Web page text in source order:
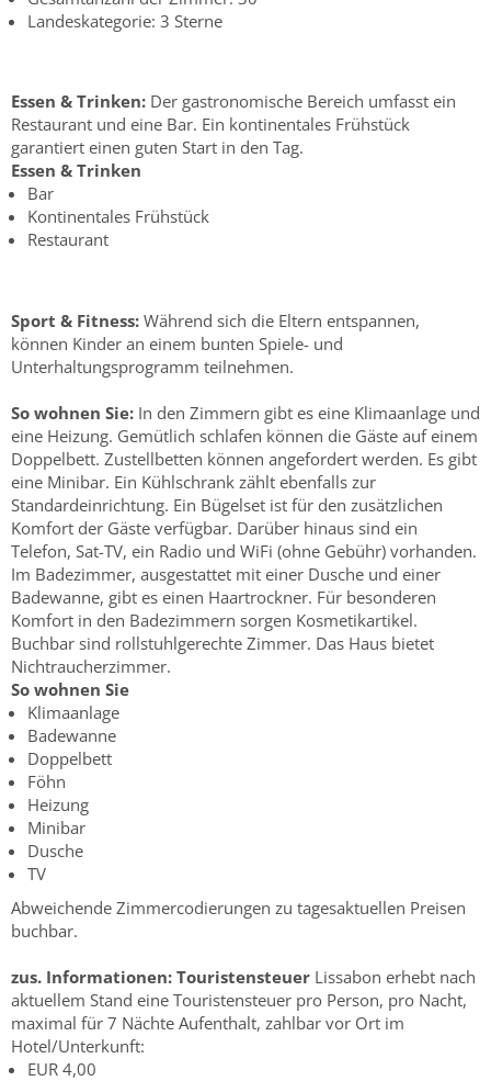
Landeskategorie: 3 Sterne
Essen & Trinken: Der gastronomische Bereich umfasst ein
Restaurant und eine Bar. Ein kontinentales Frühstück
garantiert einen guten Start in den Tag.
Essen & Trinken
Bar
Kontinentales Frühstück
Restaurant
Sport & Fitness: Während sich die Eltern entspannen,
können Kinder an einem bunten Spiele- und
Unterhaltungsprogramm teilnehmen.
So wohnen Sie: In den Zimmern gibt es eine Klimaanlage und
eine Heizung. Gemütlich schlafen können die Gäste auf einem
Doppelbett. Zustellbetten können angefordert werden. Es gibt
eine Minibar. Ein Kühlschrank zählt ebenfalls zur
Standardeinrichtung. Ein Bügelset ist für den zusätzlichen
Komfort der Gäste verfügbar. Darüber hinaus sind ein
Telefon, Sat-TV, ein Radio und WiFi (ohne Gebühr) vorhanden.
Im Badezimmer, ausgestattet mit einer Dusche und einer
Badewanne, gibt es einen Haartrockner. Für besonderen
Komfort in den Badezimmern sorgen Kosmetikartikel.
Buchbar sind rollstuhlgerechte Zimmer. Das Haus bietet
Nichtraucherzimmer.
So wohnen Sie
Klimaanlage
Badewanne
Doppelbett
Föhn
Heizung
Minibar
Dusche
TV
Abweichende Zimmercodierungen zu tagesaktuellen Preisen
buchbar.
zus. Informationen: Touristensteuer Lissabon erhebt nach
aktuellem Stand eine Touristensteuer pro Person, pro Nacht,
maximal für 7 Nächte Aufenthalt, zahlbar vor Ort im
Hotel/Unterkunft:
EUR 4,00